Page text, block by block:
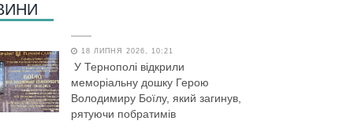
18 ЛИПНЯ 2026, 10:21
У Тернополі відкрили
меморіальну дошку Герою
Володимиру Боїлу, який загинув,
рятуючи побратимів